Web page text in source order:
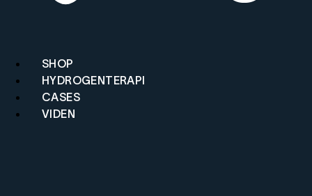
SHOP
HYDROGENTERAPI
CASES
VIDEN